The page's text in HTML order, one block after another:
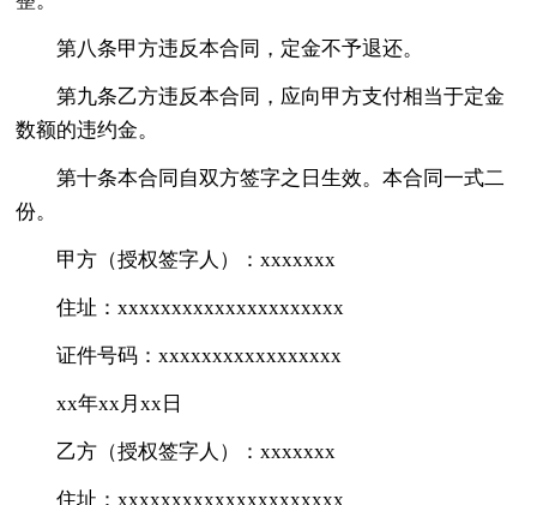
第八条甲方违反本合同，定金不予退还。
第九条乙方违反本合同，应向甲方支付相当于定金
数额的违约金。
第十条本合同自双方签字之日生效。本合同一式二
份。
甲方（授权签字人）：xxxxxxx
住址：xxxxxxxxxxxxxxxxxxxxx
证件号码：xxxxxxxxxxxxxxxxx
xx年xx月xx日
乙方（授权签字人）：xxxxxxx
住址：xxxxxxxxxxxxxxxxxxxxx